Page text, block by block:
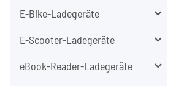
E-Bike-Ladegeräte
E-Scooter-Ladegeräte
eBook-Reader-Ladegeräte